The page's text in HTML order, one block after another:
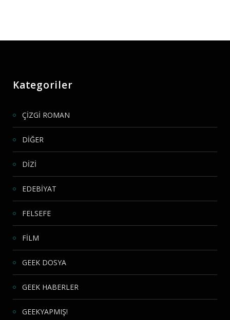
Kategoriler
ÇİZGİ ROMAN
DİĞER
DİZİ
EDEBİYAT
FELSEFE
FİLM
GEEK DOSYA
GEEK HABERLER
GEEKYAPMIŞ!